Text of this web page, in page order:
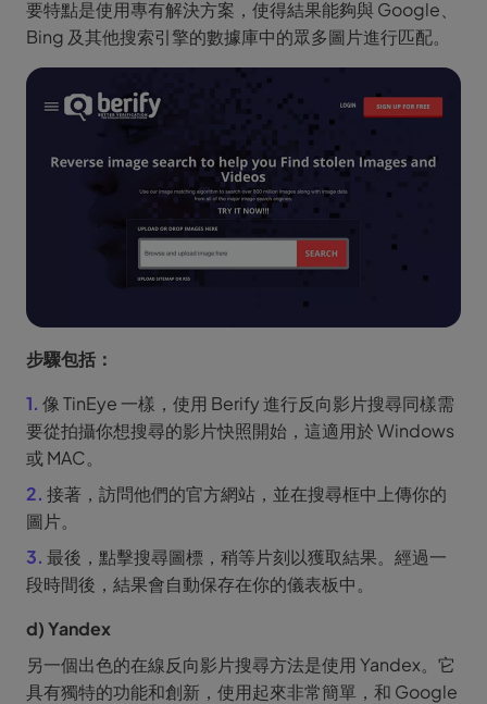
要特點是使用專有解決方案，使得結果能夠與 Google、
Bing 及其他搜索引擎的數據庫中的眾多圖片進行匹配。
步驟包括：
1. 像 TinEye 一樣，使用 Berify 進行反向影片搜尋同樣需
要從拍攝你想搜尋的影片快照開始，這適用於 Windows
或 MAC。
2. 接著，訪問他們的官方網站，並在搜尋框中上傳你的
圖片。
3. 最後，點擊搜尋圖標，稍等片刻以獲取結果。經過一
段時間後，結果會自動保存在你的儀表板中。
d) Yandex
另一個出色的在線反向影片搜尋方法是使用 Yandex。它
具有獨特的功能和創新，使用起來非常簡單，和 Google